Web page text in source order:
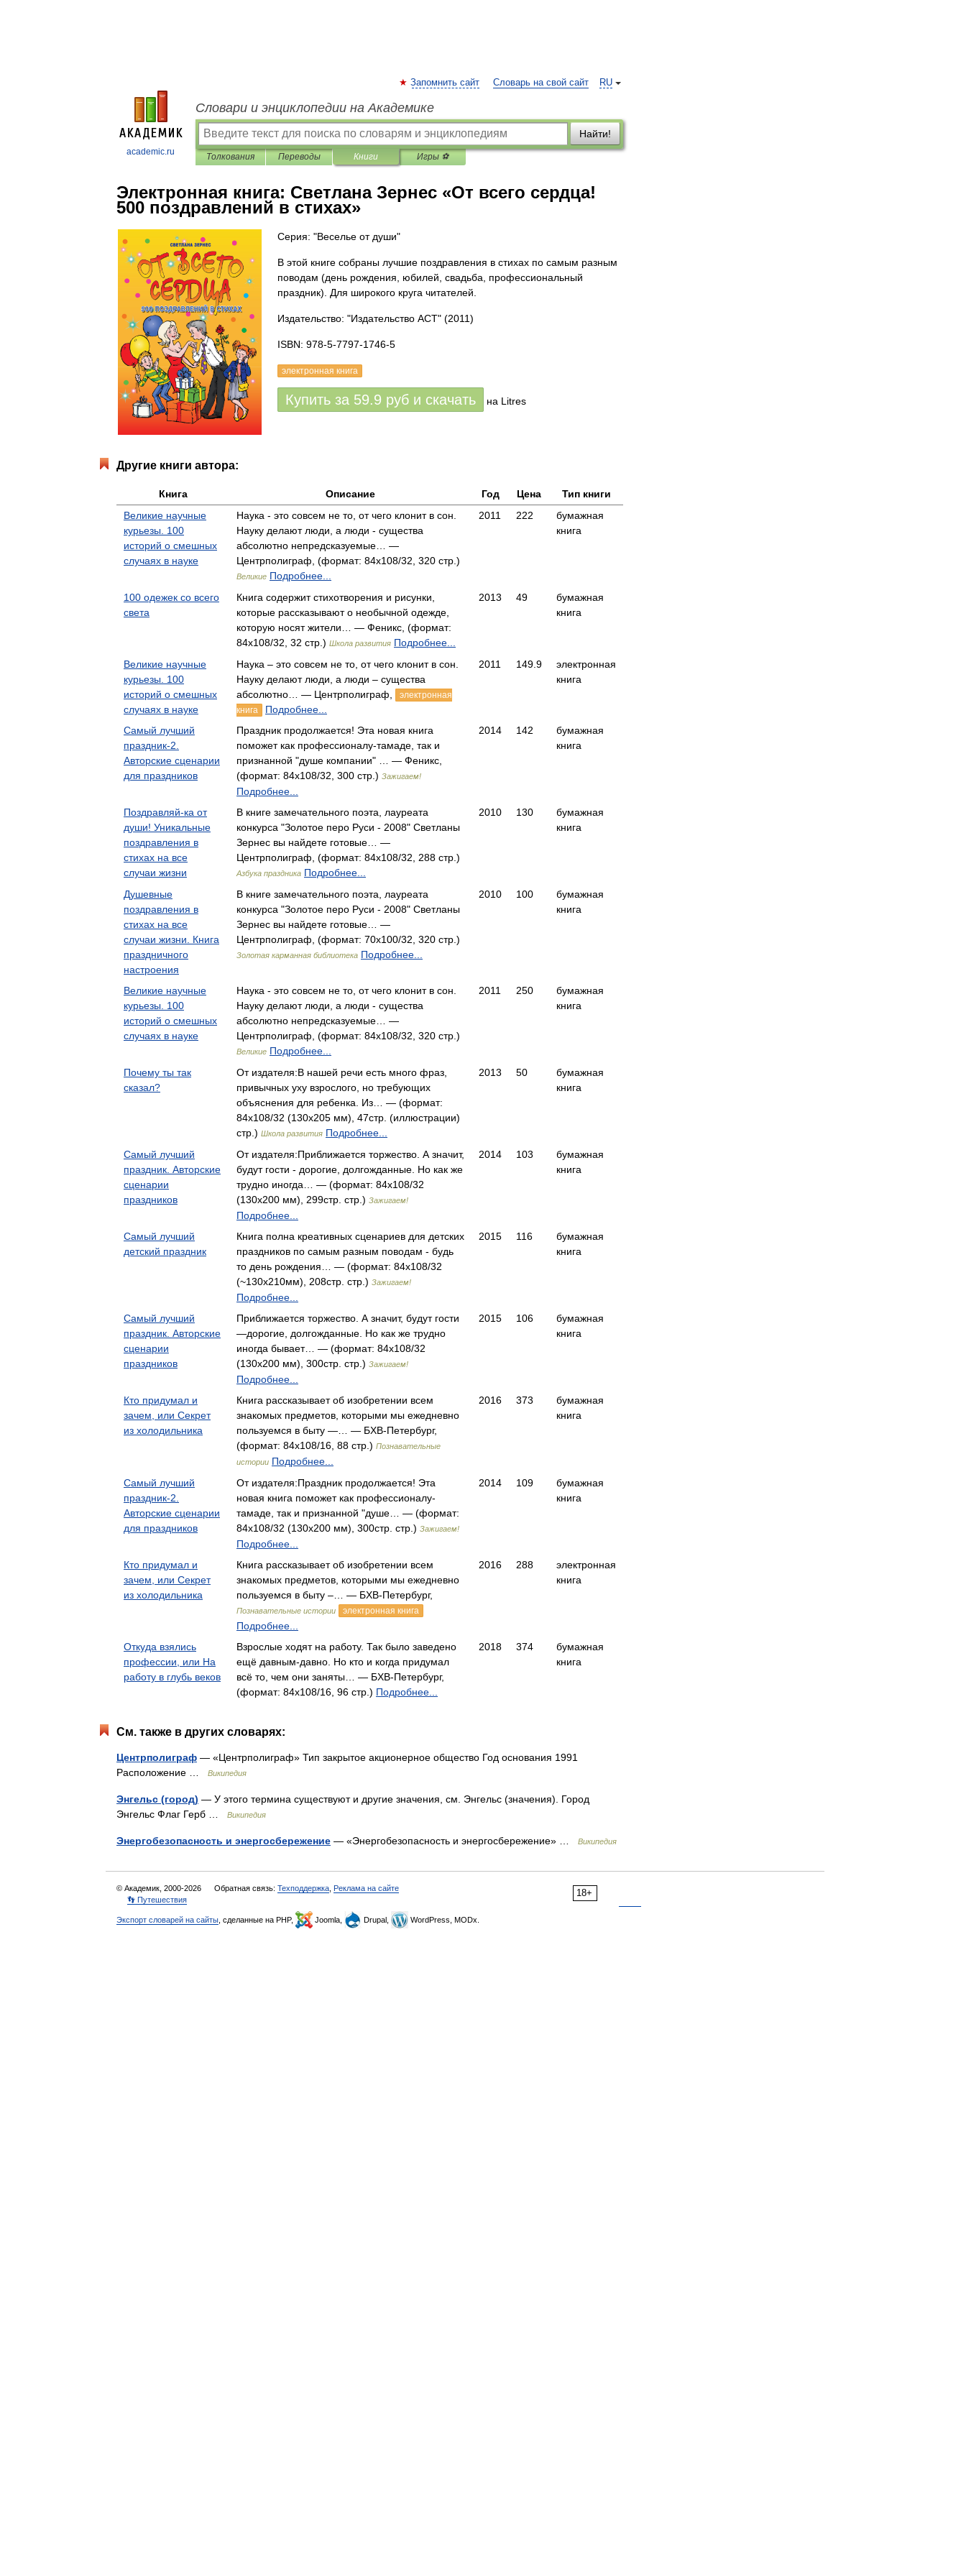
academic.ru
RU
Запомнить сайт Словарь на свой сайт
Словари и энциклопедии на Академике
Найти!
Толкования Переводы Книги Игры ⚽
Электронная книга: Светлана Зернес «От всего сердца!
500 поздравлений в стихах»
Серия: "Веселье от души"
В этой книге собраны лучшие поздравления в стихах по самым разным
поводам (день рождения, юбилей, свадьба, профессиональный
праздник). Для широкого круга читателей.
Издательство: "Издательство АСТ" (2011)
ISBN: 978-5-7797-1746-5
электронная книга
Купить за 59.9 руб и скачать на Litres
Другие книги автора:
Книга Описание Год Цена
Тип книги
Великие научные
курьезы. 100
историй о смешных
случаях в науке
Наука - это совсем не то, от чего клонит в сон.
Науку делают люди, а люди - существа
абсолютно непредсказуемые… —
Центрполиграф, (формат: 84x108/32, 320 стр.)
Великие Подробнее...
2011 222
бумажная
книга
100 одежек со всего
света
Книга содержит стихотворения и рисунки,
которые рассказывают о необычной одежде,
которую носят жители… — Феникс, (формат:
84x108/32, 32 стр.) Школа развития Подробнее...
2013 49
бумажная
книга
Великие научные
курьезы. 100
историй о смешных
случаях в науке
Наука – это совсем не то, от чего клонит в сон.
Науку делают люди, а люди – существа
абсолютно… — Центрполиграф,
электронная
книга
Подробнее...
2011 149.9
электронная
книга
Самый лучший
праздник-2.
Авторские сценарии
для праздников
Праздник продолжается! Эта новая книга
поможет как профессионалу-тамаде, так и
признанной "душе компании" … — Феникс,
(формат: 84x108/32, 300 стр.) Зажигаем!
Подробнее...
2014 142
бумажная
книга
Поздравляй-ка от
души! Уникальные
поздравления в
стихах на все
случаи жизни
В книге замечательного поэта, лауреата
конкурса "Золотое перо Руси - 2008" Светланы
Зернес вы найдете готовые… —
Центрполиграф, (формат: 84x108/32, 288 стр.)
Азбука праздника Подробнее...
2010 130
бумажная
книга
Душевные
поздравления в
стихах на все
случаи жизни. Книга
праздничного
настроения
В книге замечательного поэта, лауреата
конкурса "Золотое перо Руси - 2008" Светланы
Зернес вы найдете готовые… —
Центрполиграф, (формат: 70x100/32, 320 стр.)
Золотая карманная библиотека Подробнее...
2010 100
бумажная
книга
Великие научные
курьезы. 100
историй о смешных
случаях в науке
Наука - это совсем не то, от чего клонит в сон.
Науку делают люди, а люди - существа
абсолютно непредсказуемые… —
Центрполиграф, (формат: 84x108/32, 320 стр.)
Великие Подробнее...
2011 250
бумажная
книга
Почему ты так
сказал?
От издателя:В нашей речи есть много фраз,
привычных уху взрослого, но требующих
объяснения для ребенка. Из… — (формат:
84x108/32 (130х205 мм), 47стр. (иллюстрации)
стр.) Школа развития Подробнее...
2013 50
бумажная
книга
Самый лучший
праздник. Авторские
сценарии
праздников
От издателя:Приближается торжество. А значит,
будут гости - дорогие, долгожданные. Но как же
трудно иногда… — (формат: 84x108/32
(130х200 мм), 299стр. стр.) Зажигаем!
Подробнее...
2014 103
бумажная
книга
Самый лучший
детский праздник
Книга полна креативных сценариев для детских
праздников по самым разным поводам - будь
то день рождения… — (формат: 84x108/32
(~130x210мм), 208стр. стр.) Зажигаем!
Подробнее...
2015 116
бумажная
книга
Самый лучший
праздник. Авторские
сценарии
праздников
Приближается торжество. А значит, будут гости
—дорогие, долгожданные. Но как же трудно
иногда бывает… — (формат: 84x108/32
(130х200 мм), 300стр. стр.) Зажигаем!
Подробнее...
2015 106
бумажная
книга
Кто придумал и
зачем, или Секрет
из холодильника
Книга рассказывает об изобретении всем
знакомых предметов, которыми мы ежедневно
пользуемся в быту —… — БХВ-Петербург,
(формат: 84x108/16, 88 стр.) Познавательные
истории Подробнее...
2016 373
бумажная
книга
Самый лучший
праздник-2.
Авторские сценарии
для праздников
От издателя:Праздник продолжается! Эта
новая книга поможет как профессионалу-
тамаде, так и признанной "душе… — (формат:
84x108/32 (130х200 мм), 300стр. стр.) Зажигаем!
Подробнее...
2014 109
бумажная
книга
Кто придумал и
зачем, или Секрет
из холодильника
Книга рассказывает об изобретении всем
знакомых предметов, которыми мы ежедневно
пользуемся в быту –… — БХВ-Петербург,
Познавательные истории электронная книга
Подробнее...
2016 288
электронная
книга
Откуда взялись
профессии, или На
работу в глубь веков
Взрослые ходят на работу. Так было заведено
ещё давным-давно. Но кто и когда придумал
всё то, чем они заняты… — БХВ-Петербург,
(формат: 84x108/16, 96 стр.) Подробнее...
2018 374
бумажная
книга
См. также в других словарях:
Центрполиграф — «Центрполиграф» Тип закрытое акционерное общество Год основания 1991
Расположение …
Википедия
Энгельс (город) — У этого термина существуют и другие значения, см. Энгельс (значения). Город
Энгельс Флаг Герб …
Википедия
Энергобезопасность и энергосбережение — «Энергобезопасность и энергосбережение» … Википедия
18+
© Академик, 2000-2026 Обратная связь: Техподдержка Реклама на сайте
👣 Путешествия
Экспорт словарей на сайты , сделанные на PHP, Joomla, Drupal, WordPress, MODx.